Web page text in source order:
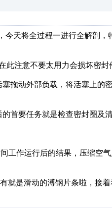
天将全过程一进行全解剖，
此注意不要太用力会损坏密封
拖动外部负载，将活塞上的
首要任务就是检查密封圈及
工作运行后的结果，压缩空
就是滑动的溥钢片条啦，接